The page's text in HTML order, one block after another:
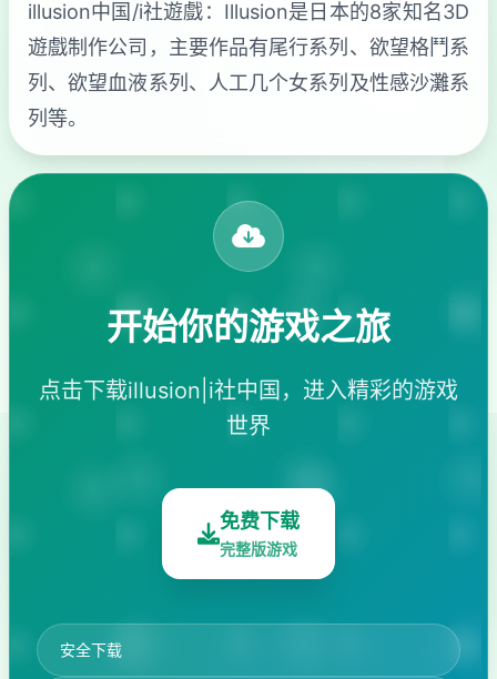
illusion中国/i社遊戲：Illusion是日本的8家知名3D
遊戲制作公司，主要作品有尾行系列、欲望格鬥系
列、欲望血液系列、人工几个女系列及性感沙灘系
列等。
开始你的游戏之旅
点击下载illusion|i社中国，进入精彩的游戏
世界
免费下载
完整版游戏
安全下载